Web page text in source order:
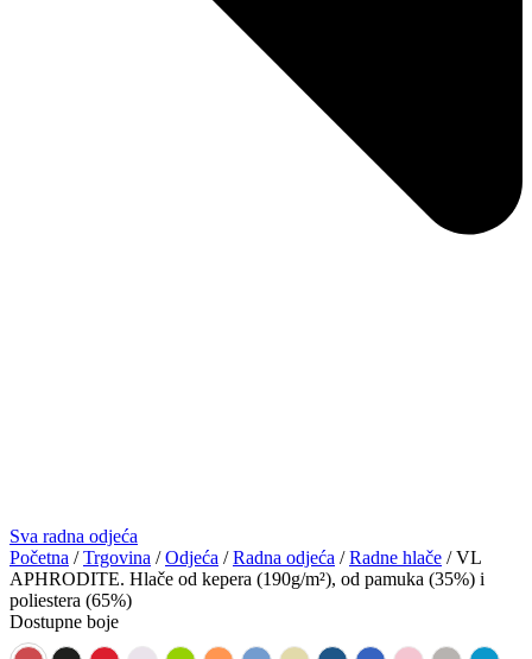
Sva radna odjeća
Početna /Trgovina /Odjeća /Radna odjeća /Radne hlače / VL
APHRODITE. Hlače od kepera (190g/m²), od pamuka (35%) i
poliestera (65%)
Dostupne boje